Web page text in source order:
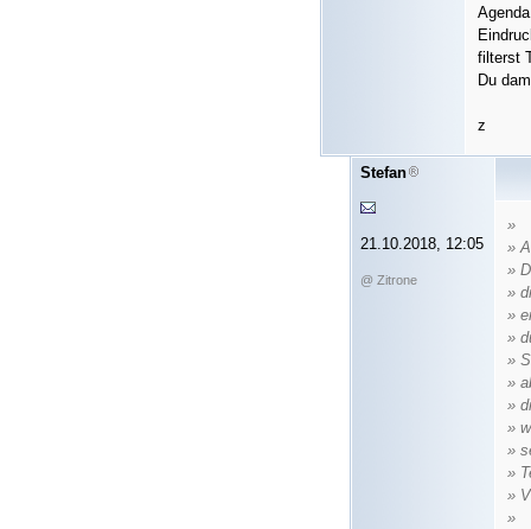
filterst
Du
z
Stefan
21.10.2018, 12:05
@ Zitrone
»
»
»
»
»
»
»
»
»
»
»
»
»
»